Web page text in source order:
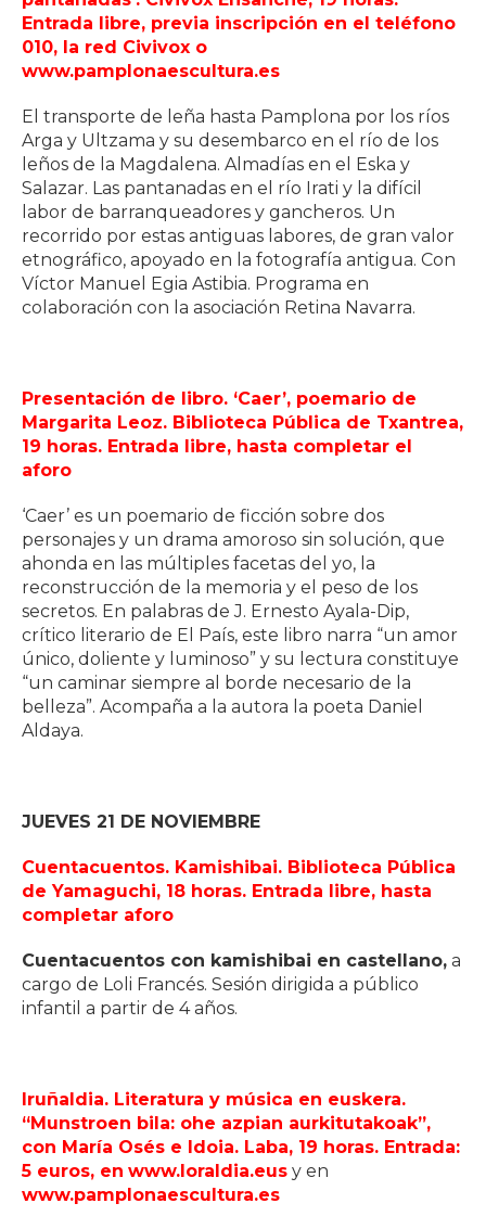
Entrada libre, previa inscripción en el teléfono
010, la red Civivox o
www.pamplonaescultura.es
El transporte de leña hasta Pamplona por los ríos
Arga y Ultzama y su desembarco en el río de los
leños de la Magdalena. Almadías en el Eska y
Salazar. Las pantanadas en el río Irati y la difícil
labor de barranqueadores y gancheros. Un
recorrido por estas antiguas labores, de gran valor
etnográfico, apoyado en la fotografía antigua. Con
Víctor Manuel Egia Astibia. Programa en
colaboración con la asociación Retina Navarra.
Presentación de libro. ‘Caer’, poemario de
Margarita Leoz. Biblioteca Pública de Txantrea,
19 horas. Entrada libre, hasta completar el
aforo
‘Caer’ es un poemario de ficción sobre dos
personajes y un drama amoroso sin solución, que
ahonda en las múltiples facetas del yo, la
reconstrucción de la memoria y el peso de los
secretos. En palabras de J. Ernesto Ayala-Dip,
crítico literario de El País, este libro narra “un amor
único, doliente y luminoso” y su lectura constituye
“un caminar siempre al borde necesario de la
belleza”. Acompaña a la autora la poeta Daniel
Aldaya.
JUEVES 21 DE NOVIEMBRE
Cuentacuentos. Kamishibai. Biblioteca Pública
de Yamaguchi, 18 horas. Entrada libre, hasta
completar aforo
Cuentacuentos con kamishibai en castellano, a
cargo de Loli Francés. Sesión dirigida a público
infantil a partir de 4 años.
Iruñaldia. Literatura y música en euskera.
“Munstroen bila: ohe azpian aurkitutakoak”,
con María Osés e Idoia. Laba, 19 horas. Entrada:
5 euros, en www.loraldia.eus y en
www.pamplonaescultura.es